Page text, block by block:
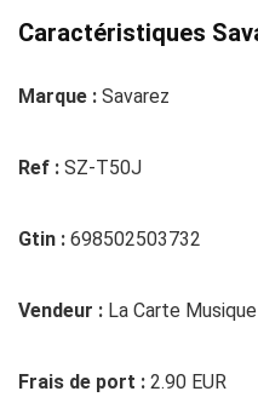
Caractéristiques
Marque : Savarez
Ref : SZ-T50J
Gtin : 698502503732
Vendeur : La Carte Musique
Frais de port : 2.90 EUR